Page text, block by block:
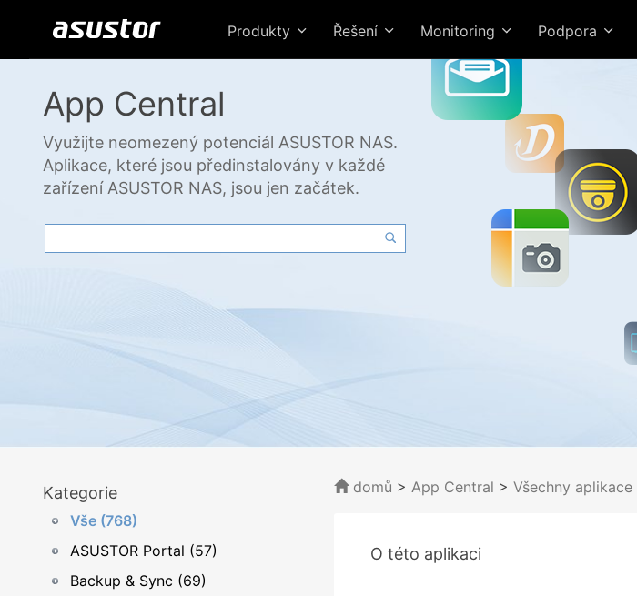
Produkty Řešení Monitoring Podpora
App Central
Využijte neomezený potenciál ASUSTOR NAS.
Aplikace, které jsou předinstalovány v každé
zařízení ASUSTOR NAS, jsou jen začátek.
Kategorie
Vše (768)
ASUSTOR Portal (57)
Backup & Sync (69)
domů > App Central > Všechny aplikace
O této aplikaci